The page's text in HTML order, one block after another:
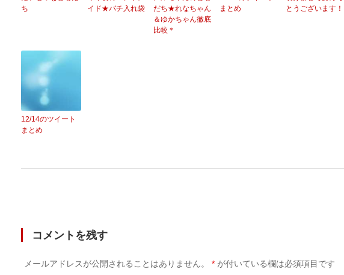
ち
イド★バチ入れ袋
だち★れなちゃん
＆ゆかちゃん徹底
比較＊
まとめ
とうございます！
12/14のツイート
まとめ
コメントを残す
メールアドレスが公開されることはありません。 * が付いている欄は必須項目です